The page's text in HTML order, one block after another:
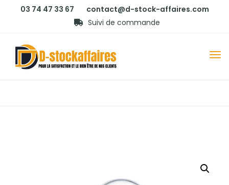
03 74 47 33 67
contact@d-stock-affaires.com
Suivi de commande